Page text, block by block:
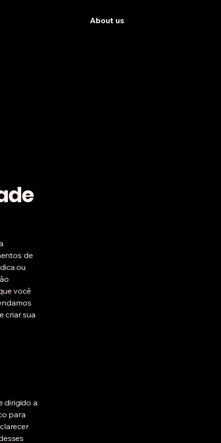
About us
de
ou
você
criar sua
dirigido a
para